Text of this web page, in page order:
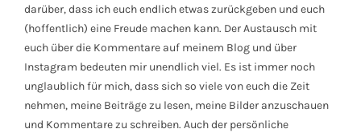
darüber, dass ich euch endlich etwas zurückgeben und euch
(hoffentlich) eine Freude machen kann. Der Austausch mit
euch über die Kommentare auf meinem Blog und über
Instagram bedeuten mir unendlich viel. Es ist immer noch
unglaublich für mich, dass sich so viele von euch die Zeit
nehmen, meine Beiträge zu lesen, meine Bilder anzuschauen
und Kommentare zu schreiben. Auch der persönliche